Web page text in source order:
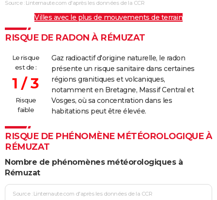
Source : Linternaute.com d'après les données de la CCR
Villes avec le plus de mouvements de terrain
RISQUE DE RADON À RÉMUZAT
Le risque
est de :
1 / 3
Risque
faible
Gaz radioactif d'origine naturelle, le radon
présente un risque sanitaire dans certaines
régions granitiques et volcaniques,
notamment en Bretagne, Massif Central et
Vosges, où sa concentration dans les
habitations peut être élevée.
RISQUE DE PHÉNOMÈNE MÉTÉOROLOGIQUE À
RÉMUZAT
Nombre de phénomènes météorologiques à
Rémuzat
Source : Linternaute.com d'après les données de la CCR